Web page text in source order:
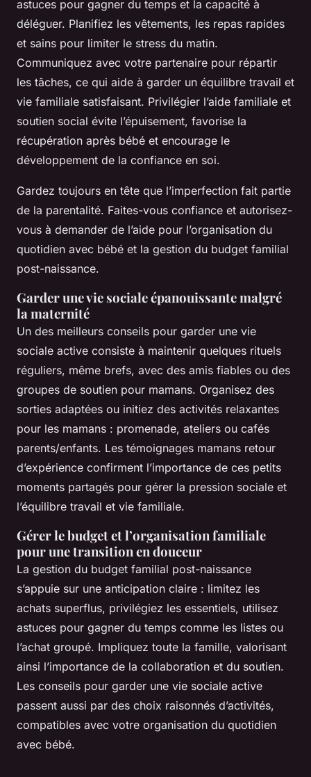
astuces pour gagner du temps et la capacité à
déléguer. Planifiez les vêtements, les repas rapides
et sains pour limiter le stress du matin.
Communiquez avec votre partenaire pour répartir
les tâches, ce qui aide à garder un équilibre travail et
vie familiale satisfaisant. Privilégier l’aide familiale et
soutien social évite l’épuisement, favorise la
récupération après bébé et encourage le
développement de la confiance en soi.
Gardez toujours en tête que l’imperfection fait partie
de la parentalité. Faites-vous confiance et autorisez-
vous à demander de l’aide pour l’organisation du
quotidien avec bébé et la gestion du budget familial
post-naissance.
Garder une vie sociale épanouissante malgré
la maternité
Un des meilleurs conseils pour garder une vie
sociale active consiste à maintenir quelques rituels
réguliers, même brefs, avec des amis fiables ou des
groupes de soutien pour mamans. Organisez des
sorties adaptées ou initiez des activités relaxantes
pour les mamans : promenade, ateliers ou cafés
parents/enfants. Les témoignages mamans retour
d’expérience confirment l’importance de ces petits
moments partagés pour gérer la pression sociale et
l’équilibre travail et vie familiale.
Gérer le budget et l’organisation familiale
pour une transition en douceur
La gestion du budget familial post-naissance
s’appuie sur une anticipation claire : limitez les
achats superflus, privilégiez les essentiels, utilisez
astuces pour gagner du temps comme les listes ou
l’achat groupé. Impliquez toute la famille, valorisant
ainsi l’importance de la collaboration et du soutien.
Les conseils pour garder une vie sociale active
passent aussi par des choix raisonnés d’activités,
compatibles avec votre organisation du quotidien
avec bébé.